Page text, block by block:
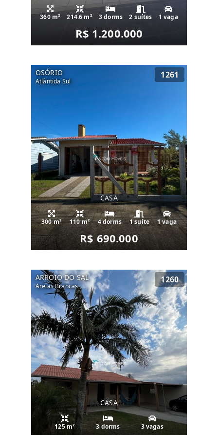
360 m² 214.6 m² 3 dorms 2 suítes 1 vaga
R$ 1.200.000
OSÓRIO
Atlântida Sul
1261
CASA
300 m² 110 m² 4 dorms 1 suíte 1 vaga
R$ 690.000
ARROIO DO SAL
Areias Brancas
1260
CASA
125 m² 3 dorms 3 vagas